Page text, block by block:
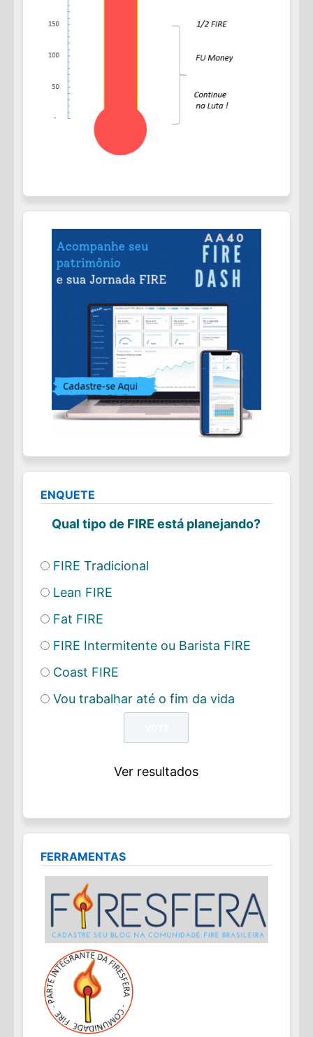
ENQUETE
Qual tipo de FIRE está planejando?
FIRE Tradicional
Lean FIRE
Fat FIRE
FIRE Intermitente ou Barista FIRE
Coast FIRE
Vou trabalhar até o fim da vida
Ver resultados
FERRAMENTAS